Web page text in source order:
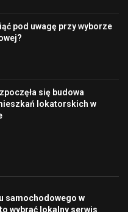
pod uwagę przy wyborze
się budowa
lokatorskich w
samochodowego w
wybrać lokalny serwis